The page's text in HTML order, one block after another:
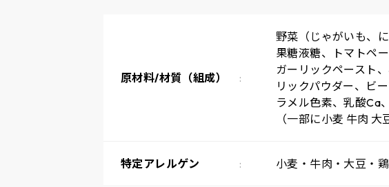
原材料/材質（組成）
野菜（じゃがいも、
果糖液糖、トマトペ
ガーリックペースト
リックパウダー、ビ
ラメル色素、乳酸Ca
（一部に小麦 牛肉 大
特定アレルゲン 小麦・牛肉・大豆・